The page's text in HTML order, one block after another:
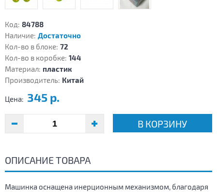
Код: 84788
Наличие: Достаточно
Кол-во в блоке: 72
Кол-во в коробке: 144
Материал: пластик
Производитель: Китай
Цена: 345 р.
В КОРЗИНУ
ОПИСАНИЕ ТОВАРА
Машинка оснащена инерционным механизмом, благодаря